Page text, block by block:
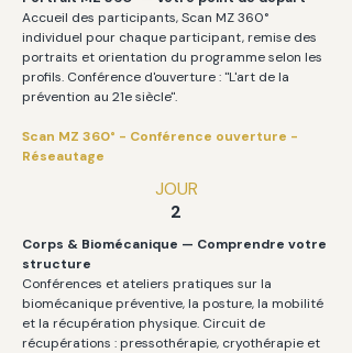
Accueil des participants, Scan MZ 360°
individuel pour chaque participant, remise des
portraits et orientation du programme selon les
profils. Conférence d'ouverture : "L'art de la
prévention au 21e siècle".
Scan MZ 360° - Conférence ouverture -
Réseautage
JOUR
2
Corps & Biomécanique — Comprendre votre
structure
Conférences et ateliers pratiques sur la
biomécanique préventive, la posture, la mobilité
et la récupération physique. Circuit de
récupérations : pressothérapie, cryothérapie et